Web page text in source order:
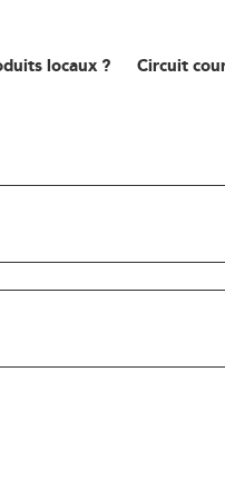
locaux ? Circuit